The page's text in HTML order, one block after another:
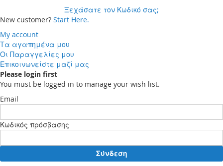
Ξεχάσατε τον Κωδικό σας;
New customer? Start Here.
My account
Τα αγαπημένα μου
Οι Παραγγελίες μου
Επικοινωνείστε μαζί μας
Please login first
You must be logged in to manage your wish list.
Email
Κωδικός πρόσβασης
Σύνδεση